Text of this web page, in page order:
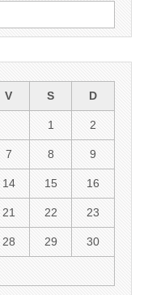
V S D
1 2
7 8 9
14 15 16
21 22 23
28 29 30